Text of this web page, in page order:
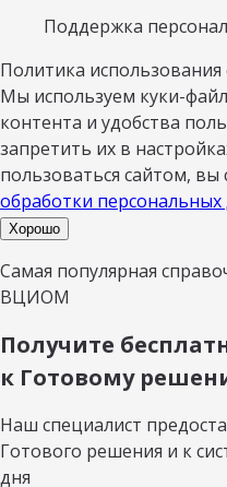
Поддержка
Политика
Мы используем куки-
контента и удобства
запретить их в
пользоваться сайтом, вы
обработки
Хорошо
Самая популярная
ВЦИОМ
Получите
к Готовому
Наш специалист
Готового решения и к
дня